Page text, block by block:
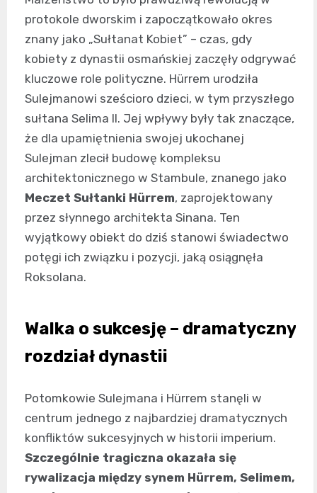
protokole dworskim i zapoczątkowało okres
znany jako „Sułtanat Kobiet” – czas, gdy
kobiety z dynastii osmańskiej zaczęły odgrywać
kluczowe role polityczne. Hürrem urodziła
Sulejmanowi sześcioro dzieci, w tym przyszłego
sułtana Selima II. Jej wpływy były tak znaczące,
że dla upamiętnienia swojej ukochanej
Sulejman zlecił budowę kompleksu
architektonicznego w Stambule, znanego jako
Meczet Sułtanki Hürrem, zaprojektowany
przez słynnego architekta Sinana. Ten
wyjątkowy obiekt do dziś stanowi świadectwo
potęgi ich związku i pozycji, jaką osiągnęła
Roksolana.
Walka o sukcesję – dramatyczny
rozdział dynastii
Potomkowie Sulejmana i Hürrem stanęli w
centrum jednego z najbardziej dramatycznych
konfliktów sukcesyjnych w historii imperium.
Szczególnie tragiczna okazała się
rywalizacja między synem Hürrem, Selimem,